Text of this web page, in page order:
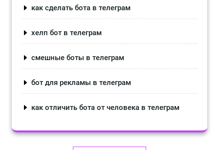
как сделать бота в телеграм
хелп бот в телеграм
смешные боты в телеграм
бот для рекламы в телеграм
как отличить бота от человека в телеграм